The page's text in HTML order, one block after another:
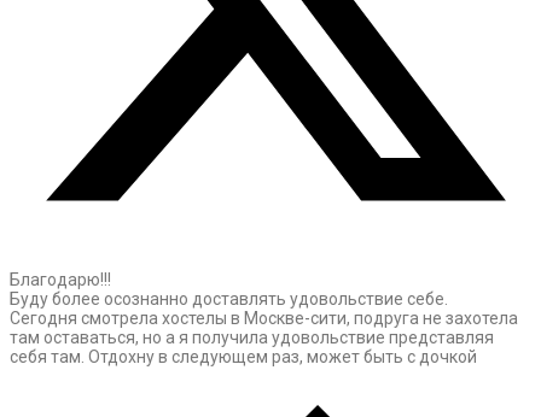
Благодарю!!!
Буду более осознанно доставлять удовольствие себе.
Сегодня смотрела хостелы в Москве-сити, подруга не захотела
там оставаться, но а я получила удовольствие представляя
себя там. Отдохну в следующем раз, может быть с дочкой